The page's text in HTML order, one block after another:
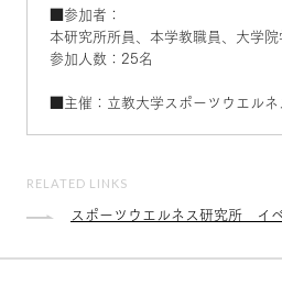
■参加者：
本研究所所員、本学教職員、大学
参加人数：25名
■主催：立教大学スポーツウエル
RELATED LINKS
スポーツウエルネス研究所 イ